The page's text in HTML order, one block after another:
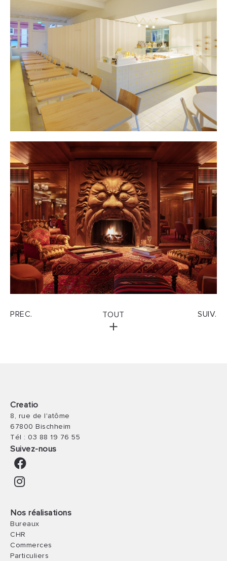
PREC. TOUT SUIV.
Creatio
8, rue de l'atôme
67800 Bischheim
Tél : 03 88 19 76 55
Suivez-nous
Nos réalisations
Bureaux
CHR
Commerces
Particuliers